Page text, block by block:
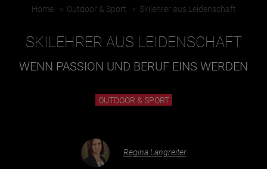
BEITRÄGE IN MEINER NÄHE ANZEIGEN
Home » Outdoor & Sport » Skilehrer aus Leidenschaft
SKILEHRER AUS LEIDENSCHAFT
WENN PASSION UND BERUF EINS WERDEN
OUTDOOR & SPORT
Regina Langreiter